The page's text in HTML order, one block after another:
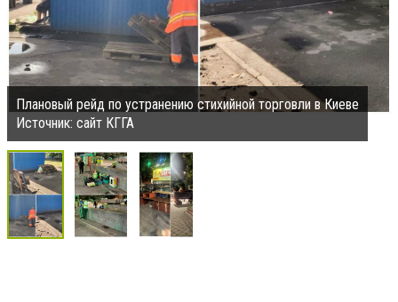
Плановый рейд по устранению стихийной торговли в Киеве
Источник: сайт КГГА